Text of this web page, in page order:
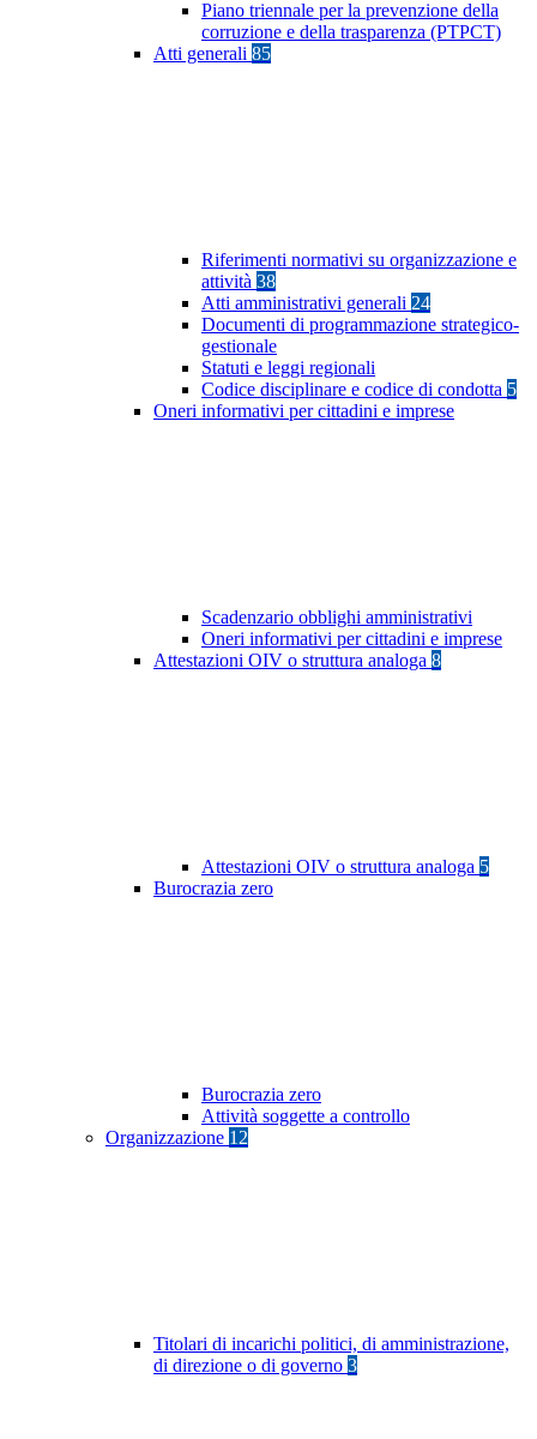
Piano triennale per la prevenzione della
corruzione e della trasparenza (PTPCT)
Atti generali 85
Riferimenti normativi su organizzazione e
attività 38
Atti amministrativi generali 24
Documenti di programmazione strategico-
gestionale
Statuti e leggi regionali
Codice disciplinare e codice di condotta 5
Oneri informativi per cittadini e imprese
Scadenzario obblighi amministrativi
Oneri informativi per cittadini e imprese
Attestazioni OIV o struttura analoga 8
Attestazioni OIV o struttura analoga 5
Burocrazia zero
Burocrazia zero
Attività soggette a controllo
Organizzazione 12
Titolari di incarichi politici, di amministrazione,
di direzione o di governo 3